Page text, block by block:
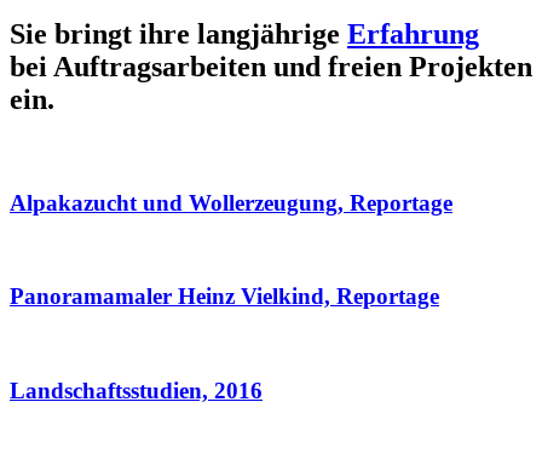
Sie bringt ihre langjährige Erfahrung
bei Auftragsarbeiten und freien Projekten
ein.
Alpakazucht und Wollerzeugung, Reportage
Panoramamaler Heinz Vielkind, Reportage
Landschaftsstudien, 2016